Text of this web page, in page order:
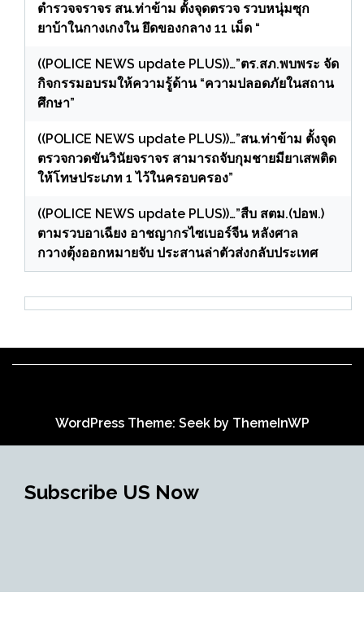
ตำรวจจราจร สน.ท่าข้าม ตั้งจุดตรวจ รวบหนุ่มซุก
ยาบ้าในกางเกงใน ยึดของกลาง 11 เม็ด “
((POLICE NEWS update PLUS))…”ตร.สภ.พบพระ จัด
กิจกรรมอบรมให้ความรู้ด้าน “ความปลอดภัยในสถาน
ศึกษา”
((POLICE NEWS update PLUS))…”สน.ท่าข้าม ตั้งจุด
ตรวจกวดขันวินัยจราจร สามารถจับกุมชายมียาเสพติด
ให้โทษประเภท 1 ไว้ในครอบครอง”
((POLICE NEWS update PLUS))…”สืบ สตม.(ปอพ.)
ตามรวบอาเฉียง อาชญากรไซเบอร์จีน หลังศาล
กวางตุ้งออกหมายจับ ประสานล่าตัวส่งกลับประเทศ
WordPress Theme: Seek by ThemeInWP
Subscribe US Now